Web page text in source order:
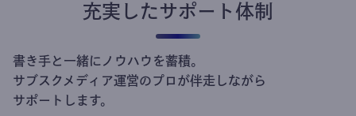
充実したサポート体制
書き手と一緒にノウハウを蓄積。
サブスクメディア運営のプロが伴走しながら
サポートします。